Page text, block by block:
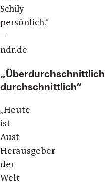
Schily
persönlich.“
–
ndr.de
„Überdurchschnittlich
durchschnittlich“
„Heute
ist
Aust
Herausgeber
der
Welt